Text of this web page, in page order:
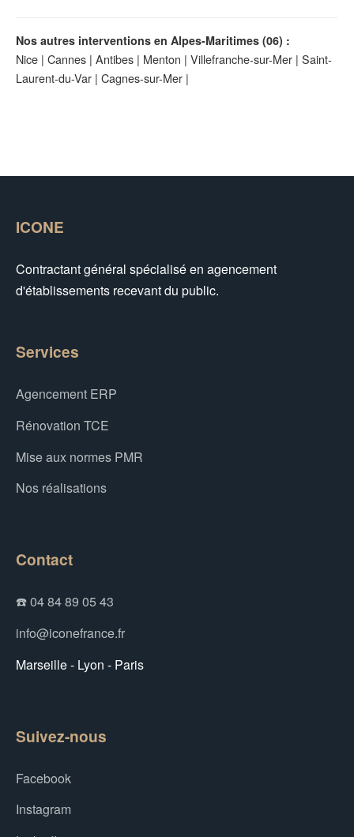
Nos autres interventions en Alpes-Maritimes (06) :
Nice | Cannes | Antibes | Menton | Villefranche-sur-Mer | Saint-
Laurent-du-Var | Cagnes-sur-Mer |
ICONE
Contractant général spécialisé en agencement
d'établissements recevant du public.
Services
Agencement ERP
Rénovation TCE
Mise aux normes PMR
Nos réalisations
Contact
☎️ 04 84 89 05 43
info@iconefrance.fr
Marseille - Lyon - Paris
Suivez-nous
Facebook
Instagram